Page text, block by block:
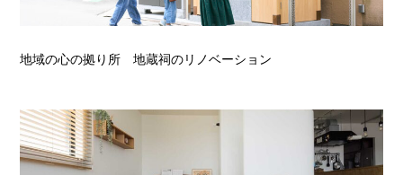
地域の心の拠り所 地蔵祠のリノベーション